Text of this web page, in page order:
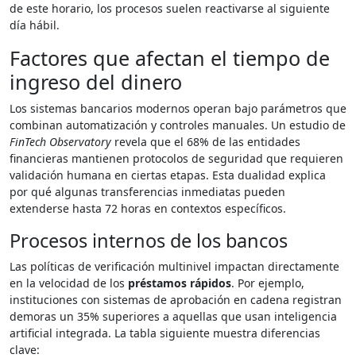
de este horario, los procesos suelen reactivarse al siguiente
día hábil.
Factores que afectan el tiempo de
ingreso del dinero
Los sistemas bancarios modernos operan bajo parámetros que
combinan automatización y controles manuales. Un estudio de
FinTech Observatory revela que el 68% de las entidades
financieras mantienen protocolos de seguridad que requieren
validación humana en ciertas etapas. Esta dualidad explica
por qué algunas transferencias inmediatas pueden
extenderse hasta 72 horas en contextos específicos.
Procesos internos de los bancos
Las políticas de verificación multinivel impactan directamente
en la velocidad de los préstamos rápidos. Por ejemplo,
instituciones con sistemas de aprobación en cadena registran
demoras un 35% superiores a aquellas que usan inteligencia
artificial integrada. La tabla siguiente muestra diferencias
clave: